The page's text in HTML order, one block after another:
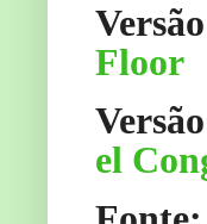
Floor
el